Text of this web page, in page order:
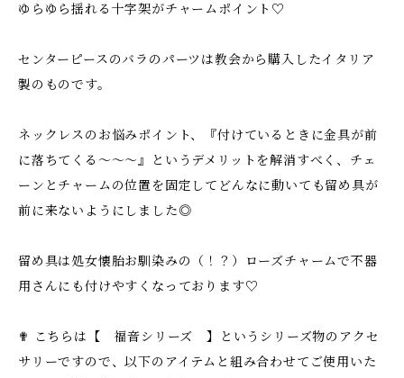
ゆらゆら揺れる十字架がチャームポイント♡
センターピースのバラのパーツは教会から購入したイタリア
製のものです。
ネックレスのお悩みポイント、『付けているときに金具が前
に落ちてくる〜〜〜』というデメリットを解消すべく、チェ
ーンとチャームの位置を固定してどんなに動いても留め具が
前に来ないようにしました◎
留め具は処女懐胎お馴染みの（！？）ローズチャームで不器
用さんにも付けやすくなっております♡
✟ こちらは【 福音シリーズ 】というシリーズ物のアクセ
サリーですので、以下のアイテムと組み合わせてご使用いた